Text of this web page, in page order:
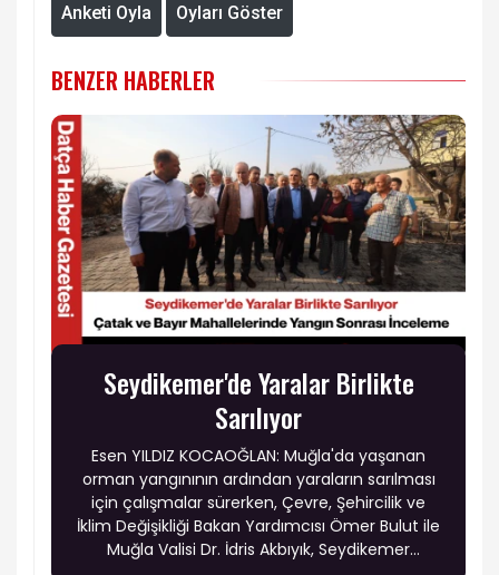
Anketi Oyla Oyları Göster
BENZER HABERLER
Seydikemer'de Yaralar Birlikte
Sarılıyor
Esen YILDIZ KOCAOĞLAN: Muğla'da yaşanan
orman yangınının ardından yaraların sarılması
için çalışmalar sürerken, Çevre, Şehircilik ve
İklim Değişikliği Bakan Yardımcısı Ömer Bulut ile
Muğla Valisi Dr. İdris Akbıyık, Seydikemer